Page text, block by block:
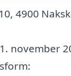
4900
november